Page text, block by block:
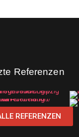
Referenzen
REFERENZEN